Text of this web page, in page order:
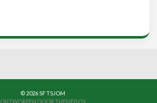
© 2026 SF TSJOM
ONTWORPEN DOOR THEMEBOY